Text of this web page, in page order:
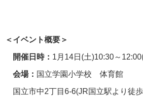
＜イベント概要＞
開催日時： 1 月 14日 (土)10:30～
会場： 国立学園小学校 体育館
国立市中2丁目 6-6(JR国立駅より徒歩